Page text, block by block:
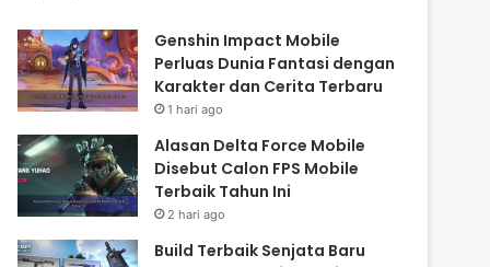
Genshin Impact Mobile
Perluas Dunia Fantasi dengan
Karakter dan Cerita Terbaru
1 hari ago
Alasan Delta Force Mobile
Disebut Calon FPS Mobile
Terbaik Tahun Ini
2 hari ago
Build Terbaik Senjata Baru